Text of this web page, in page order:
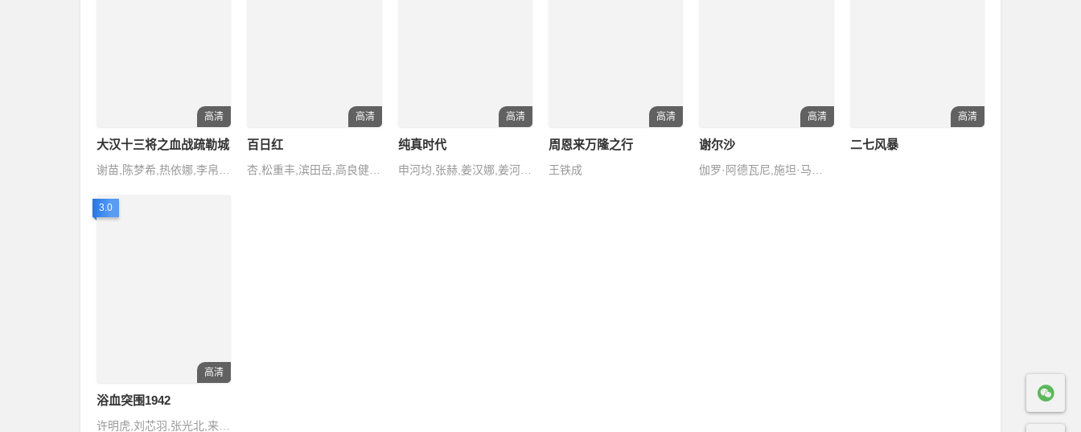
高清
大汉十三将之血战疏勒城
高清
百日红
高清
纯真时代
申河均,张赫,姜汉娜,姜河那,孙秉浩
高清
周恩来万隆之行
王铁成
高清
谢尔沙
高清
二七风暴
3.0
高清
浴血突围1942